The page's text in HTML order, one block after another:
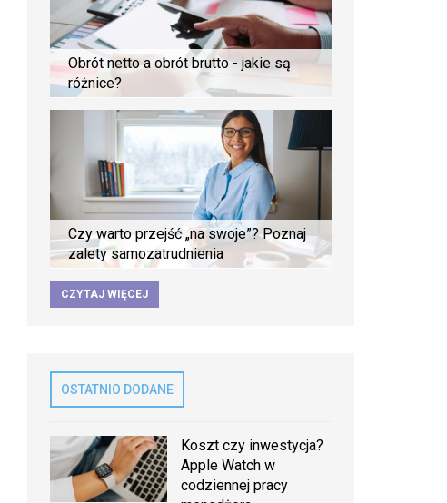
Obrót netto a obrót brutto - jakie są
różnice?
Czy warto przejść „na swoje”? Poznaj
zalety samozatrudnienia
CZYTAJ WIĘCEJ
OSTATNIO DODANE
Koszt czy inwestycja?
Apple Watch w
codziennej pracy